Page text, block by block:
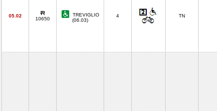
05.02
10650
TREVIGLIO
(06.03)
4 TN